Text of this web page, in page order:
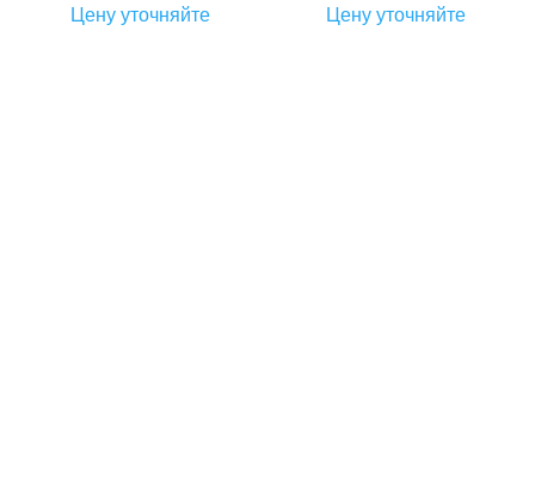
Цену уточняйте Цену уточняйте